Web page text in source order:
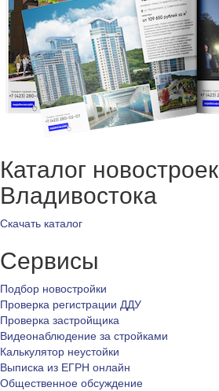
Каталог новостроек
Владивостока
Скачать каталог
Сервисы
Подбор новостройки
Проверка регистрации ДДУ
Проверка застройщика
Видеонаблюдение за стройками
Калькулятор неустойки
Выписка из ЕГРН онлайн
Общественное обсуждение